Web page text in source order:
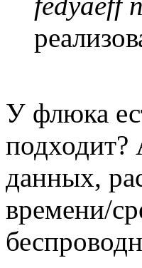
У флюка
подходит?
данных,
времени/